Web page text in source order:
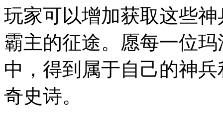
玩家可以增加获取这些
霸主的征途。愿每一位
中，得到属于自己的神
奇史诗。